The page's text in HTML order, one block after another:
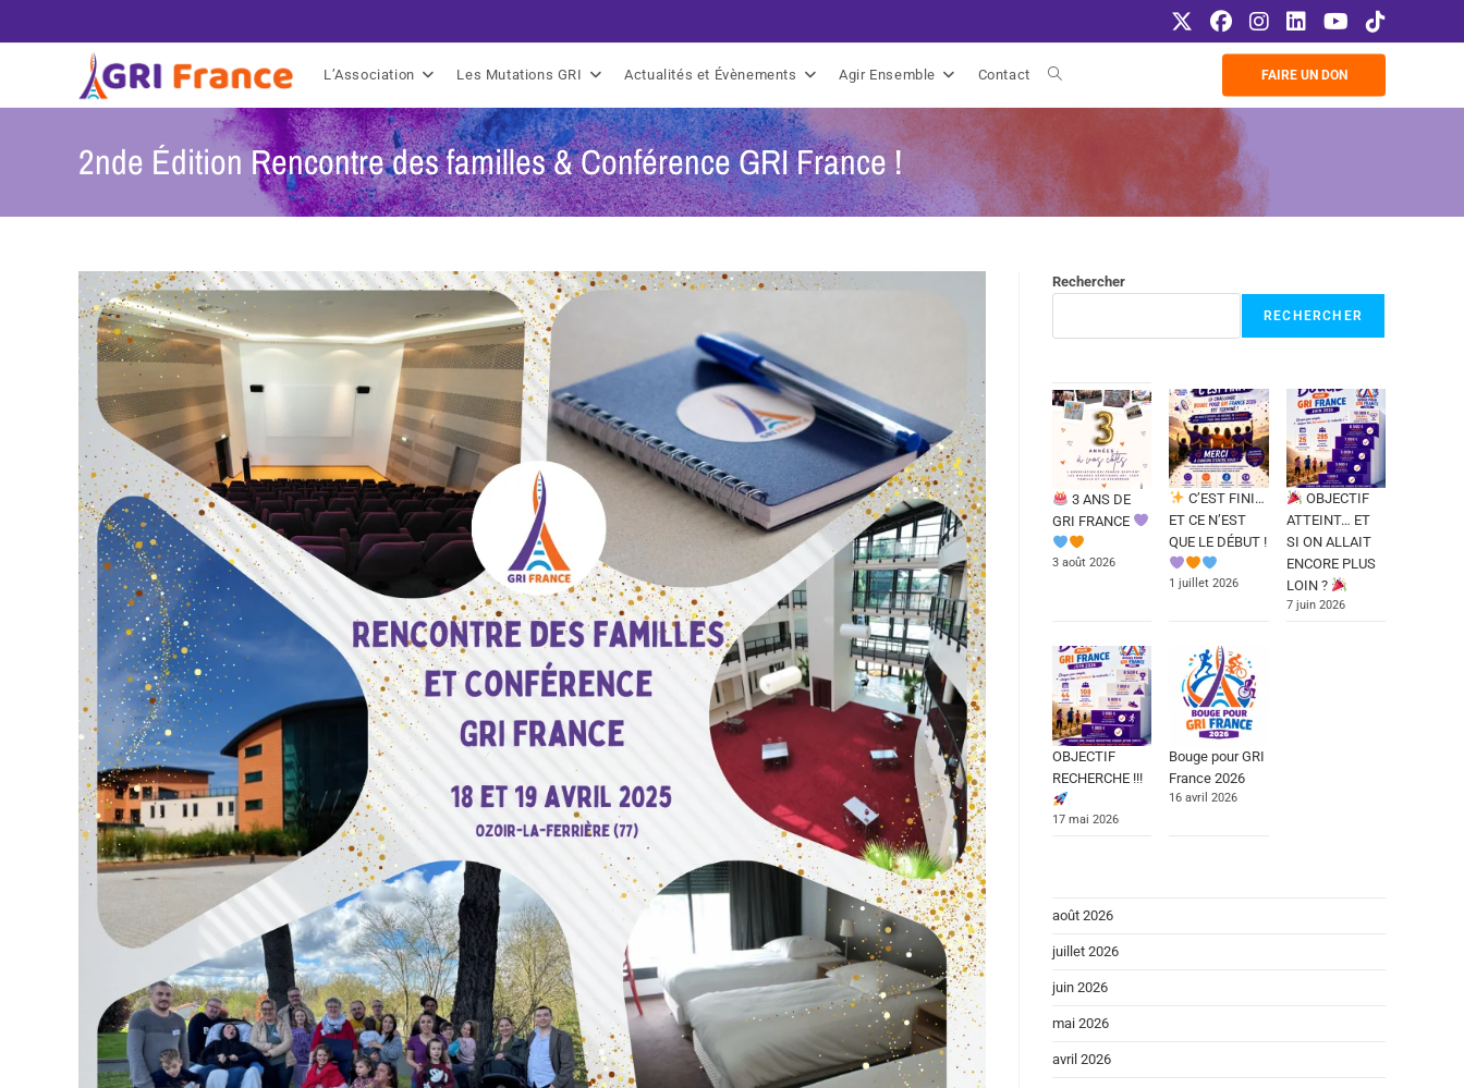
L’Association Les Mutations GRI Actualités et Évènements Agir Ensemble Contact FAIRE UN DON
2nde Édition Rencontre des familles & Conférence GRI France !
Rechercher
RECHERCHER
3 ANS DE
GRI FRANCE
3 août 2026
C’EST FINI…
ET CE N’EST
QUE LE DÉBUT !
1 juillet 2026
OBJECTIF
ATTEINT… ET
SI ON ALLAIT
ENCORE PLUS
LOIN ?
7 juin 2026
OBJECTIF
RECHERCHE !!!
17 mai 2026
Bouge pour GRI
France 2026
16 avril 2026
août 2026
juillet 2026
juin 2026
mai 2026
avril 2026